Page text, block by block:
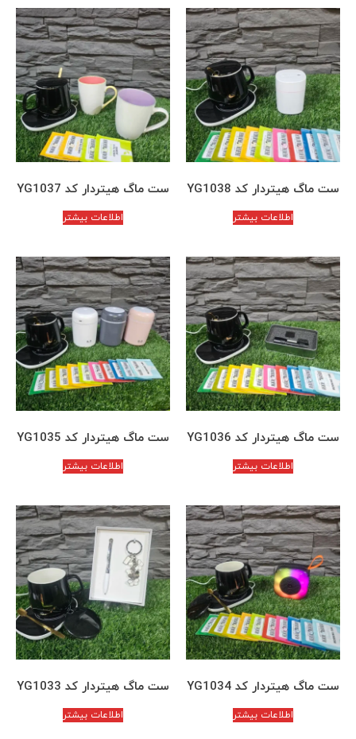
ست ماگ هیتردار کد YG1038
اطلاعات بیشتر
ست ماگ هیتردار کد YG1037
اطلاعات بیشتر
ست ماگ هیتردار کد YG1036
اطلاعات بیشتر
ست ماگ هیتردار کد YG1035
اطلاعات بیشتر
ست ماگ هیتردار کد YG1034
اطلاعات بیشتر
ست ماگ هیتردار کد YG1033
اطلاعات بیشتر